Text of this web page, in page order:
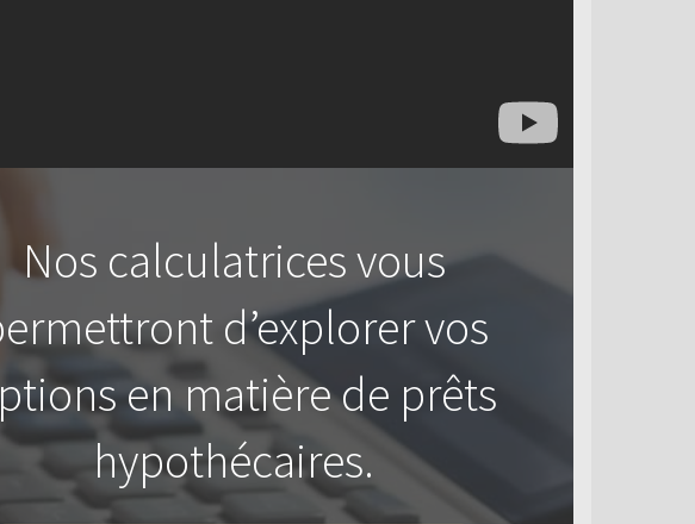
Nos calculatrices vous
d’explorer vos
en matière de prêts
hypothécaires.